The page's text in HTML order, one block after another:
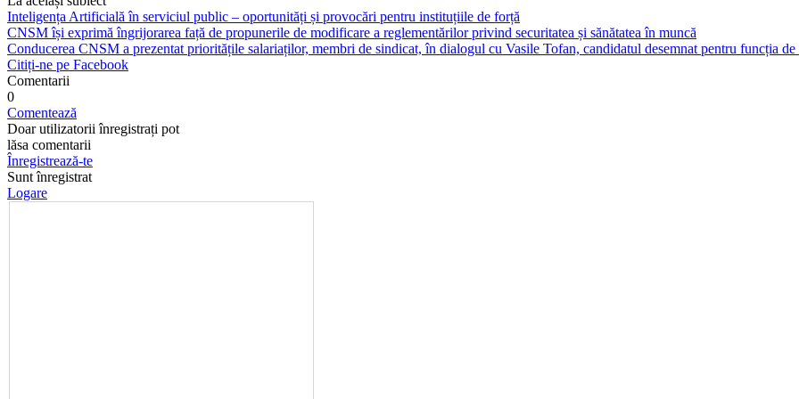
Inteligența Artificială în serviciul public – oportunități și provocări pentru instituțiile de forță
CNSM își exprimă îngrijorarea față de propunerile de modificare a reglementărilor privind securitatea și sănătatea în muncă
Conducerea CNSM a prezentat prioritățile salariaților, membri de sindicat, în dialogul cu Vasile Tofan, candidatul desemnat pentru funcția
Citiți-ne pe Facebook
Comentarii
0
Comentează
Doar utilizatorii înregistrați pot
lăsa comentarii
Înregistrează-te
Sunt înregistrat
Logare